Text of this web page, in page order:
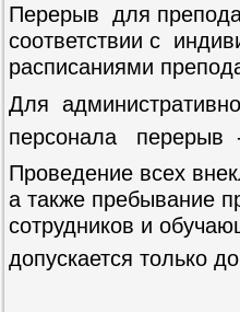
Перерыв для
соответствии с
расписаниями
Для
персонала перерыв
Проведение всех
а также пребывание
сотрудников и
допускается только